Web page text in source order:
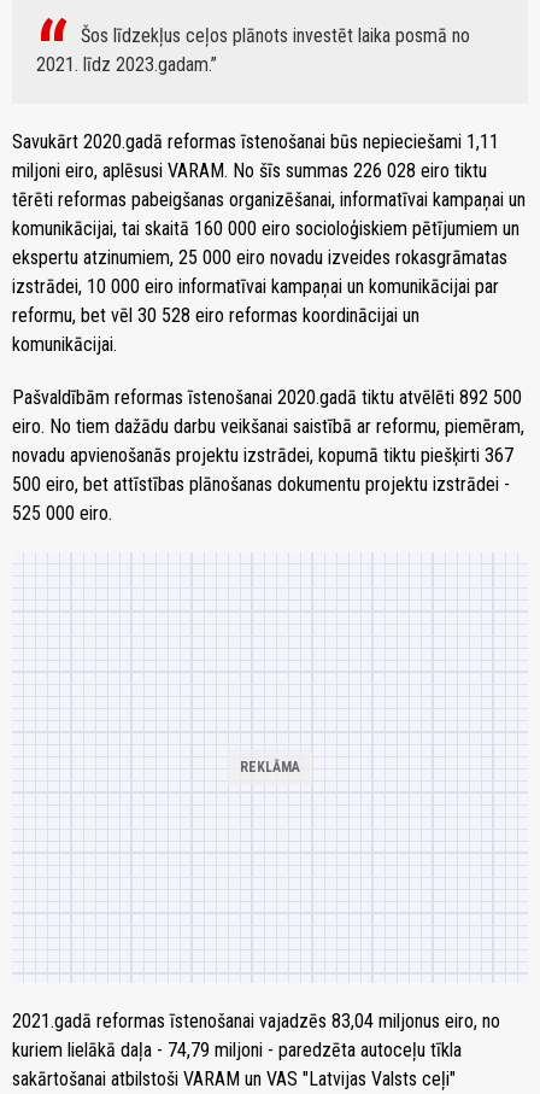
Šos līdzekļus ceļos plānots investēt laika posmā no
2021. līdz 2023.gadam.
Savukārt 2020.gadā reformas īstenošanai būs nepieciešami 1,11
miljoni eiro, aplēsusi VARAM. No šīs summas 226 028 eiro tiktu
tērēti reformas pabeigšanas organizēšanai, informatīvai kampaņai un
komunikācijai, tai skaitā 160 000 eiro socioloģiskiem pētījumiem un
ekspertu atzinumiem, 25 000 eiro novadu izveides rokasgrāmatas
izstrādei, 10 000 eiro informatīvai kampaņai un komunikācijai par
reformu, bet vēl 30 528 eiro reformas koordinācijai un
komunikācijai.
Pašvaldībām reformas īstenošanai 2020.gadā tiktu atvēlēti 892 500
eiro. No tiem dažādu darbu veikšanai saistībā ar reformu, piemēram,
novadu apvienošanās projektu izstrādei, kopumā tiktu piešķirti 367
500 eiro, bet attīstības plānošanas dokumentu projektu izstrādei -
525 000 eiro.
2021.gadā reformas īstenošanai vajadzēs 83,04 miljonus eiro, no
kuriem lielākā daļa - 74,79 miljoni - paredzēta autoceļu tīkla
sakārtošanai atbilstoši VARAM un VAS "Latvijas Valsts ceļi"